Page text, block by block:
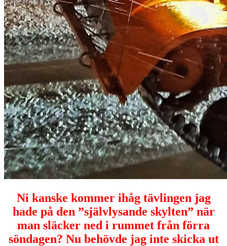
Ni kanske kommer ihåg tävlingen jag
hade på den ”självlysande skylten” när
man släcker ned i rummet från förra
söndagen? Nu behövde jag inte skicka ut